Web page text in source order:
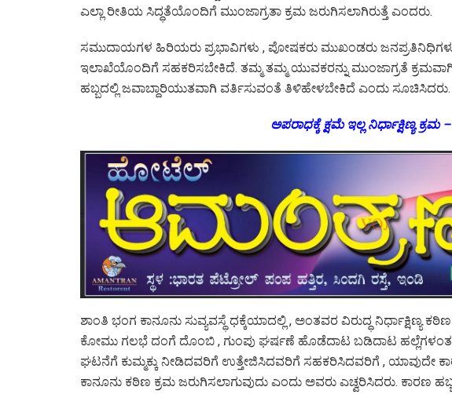
ಎಲ್ಲಾ ರೀತಿಯ ಸಿದ್ಧತೆಯೊಂದಿಗೆ ಮುಂಜಾಗ್ರತ‍ಾ ಕ್ರಮ ಜರುಗಿಸಲ‍ಾಗಿರುತ್ತೆ ಎಂದರು.
ಸಮುದಾಯಗಳ ಹಿರಿಯರು ಪ್ರಭಾವಿಗಳು , ಪೋಷಕರು ಮುಖಂಡರು
ಇಲಾಖೆಯೊಂದಿಗೆ ಸಹಕರಿಸಬೇಕಿದೆ. ತಮ್ಮ ತಮ್ಮ ಯುವಕರನ್ನು ಮುಂಜಾಗ್ರತೆ ಕ್ರಮವಾಗಿ
ಹಬ್ಬದಲ್ಲಿ ಜವಾಬ್ದಾರಿಯುತವಾಗಿ ವರ್ತಿಸುವಂತೆ ತಿಳಿಹೇಳಬೇಕಿದೆ ಎಂದು ಸೂಚಿಸಿದರು.
ಅಪರಾಧಕ್ಕೆ ಕ್ಷಮೆ ಇಲ್ಲ ನಿರ್ಧಾಕ್ಷಿಣ್ಯ ಕ್ರಮ
ಶಾಂತಿ ಭಂಗ ಕಾನೂನು ಸುವ್ಯವಸ್ಥೆ ಧಕ್ಕೆಯಾದಲ್ಲಿ , ಅಂತವರ ವಿರುದ್ಧ ನಿರ್ಧಾಕ್ಷಿಣ್ಯ
ಕೋಮು ಗಲಭೆ ದಂಗೆ ದೊಂಬಿ , ಗುಂಪು ಘರ್ಷಣೆ ಹೊಡೆದ‍ಾಟ ಬಡಿದಾಟ ಹಲ್ಲೆಗಳಂತಹ
ಘಟನೆಗೆ ಕುಮ್ಮಕ್ಕು ನೀಡಿದವರಿಗೆ ಉತ್ತೇಜಿಸಿದವರಿಗೆ ಸಹಕರಿಸಿದವರಿಗೆ , ಯಾವುದೇ
ಕಾನೂನು ಕಠಿಣ ಕ್ರಮ ಜರುಗಿಸಲ‍ಾಗುವುದು ಎಂದು ಅವರು ಎಚ್ವರಿಸಿದರು. ಕಾರಣ